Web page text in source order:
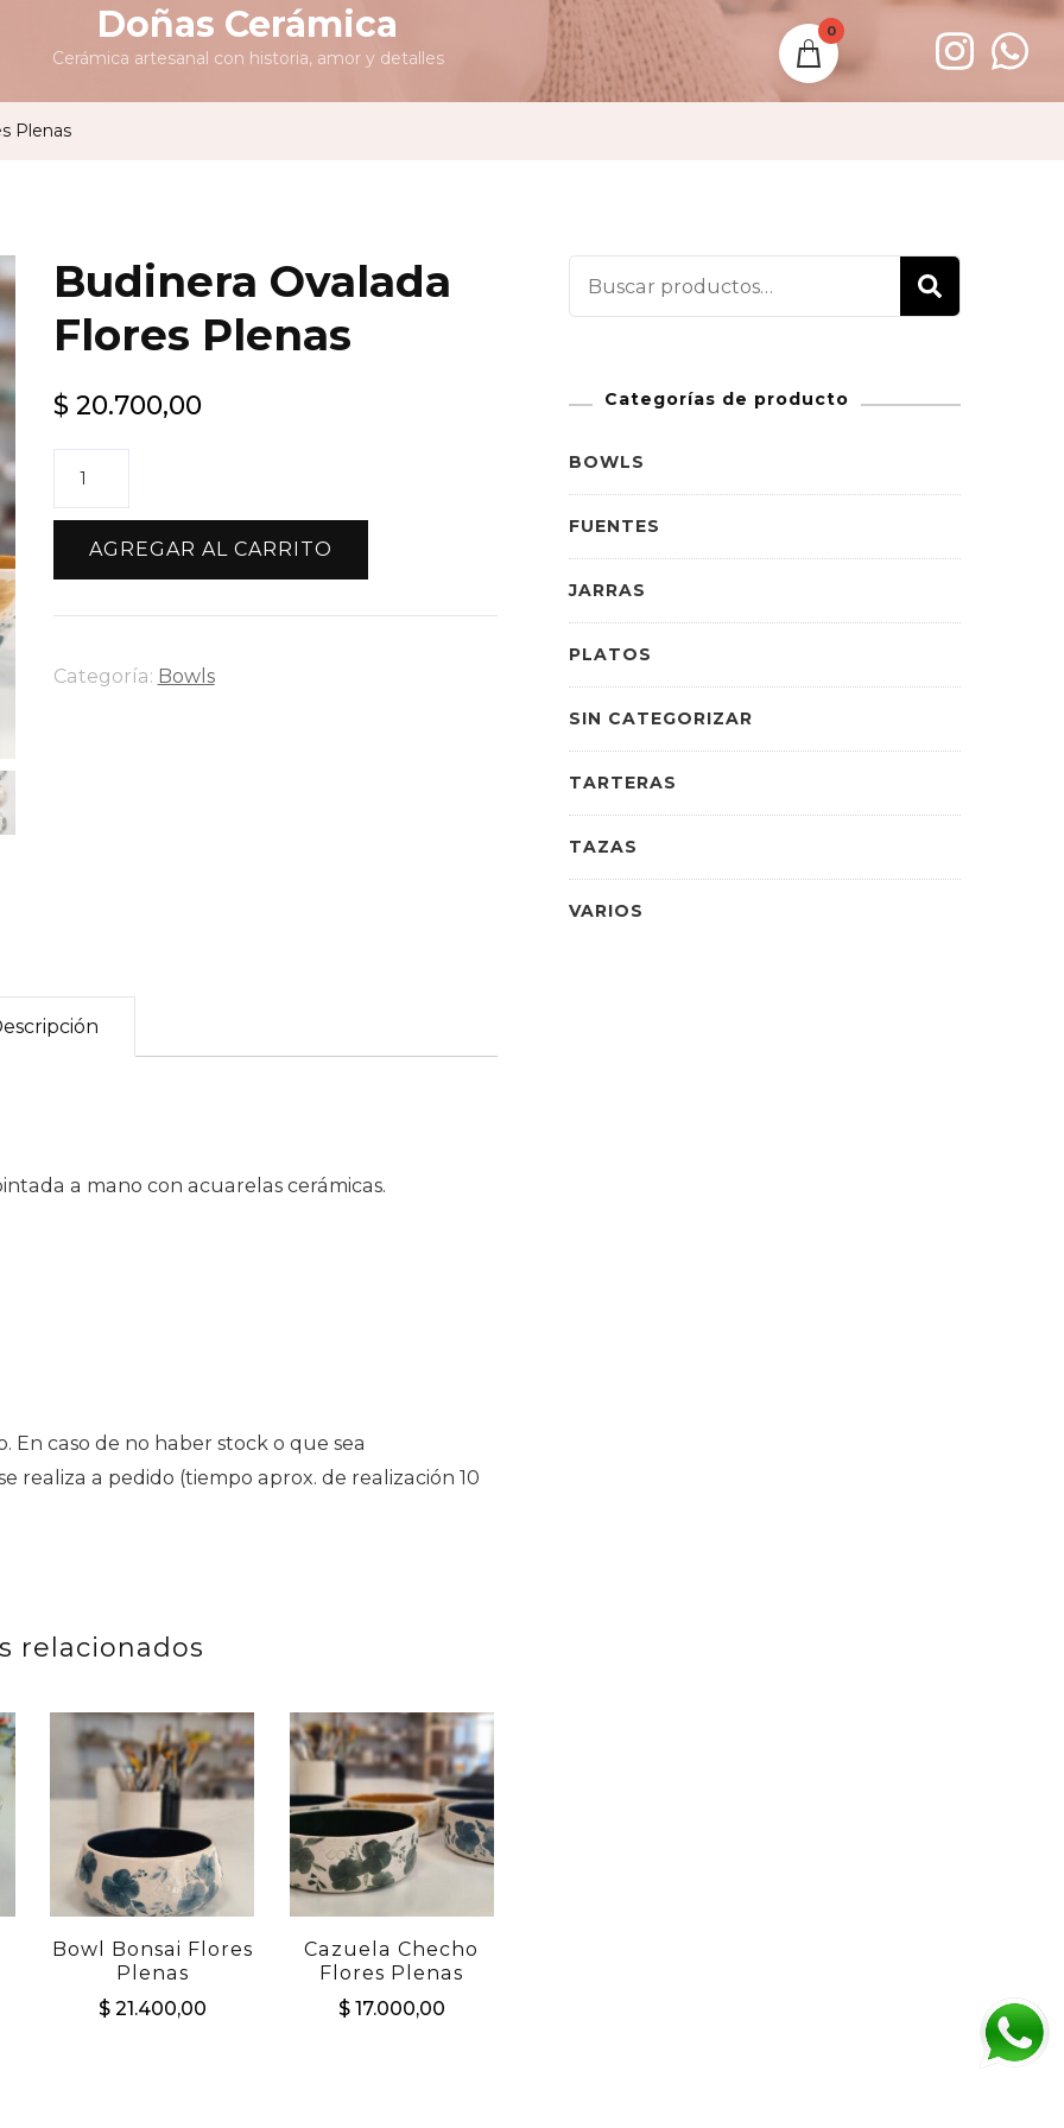
0
Doñas Cerámica
Cerámica artesanal con historia, amor y detalles
Plenas
Budinera Ovalada
Flores Plenas
$20.700,00
AGREGAR AL CARRITO
Categoría: Bowls
a mano con acuarelas cerámicas.
En caso de no haber stock o que sea
realiza a pedido (tiempo aprox. de realización 10
relacionados
Bowl Bonsai Flores
Plenas
$21.400,00
Cazuela Checho
Flores Plenas
$17.000,00
Buscar
Categorías de producto
BOWLS
FUENTES
JARRAS
PLATOS
SIN CATEGORIZAR
TARTERAS
TAZAS
VARIOS